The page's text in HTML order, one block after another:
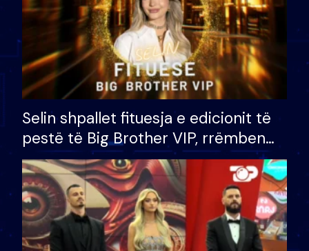
Selin shpallet fituesja e edicionit të
pestë të Big Brother VIP, rrëmben
çmimin e madh prej 100 mijë eurosh